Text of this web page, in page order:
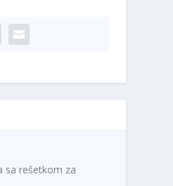
sa rešetkom za